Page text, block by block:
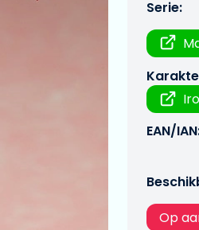
Serie:
EAN/
Op